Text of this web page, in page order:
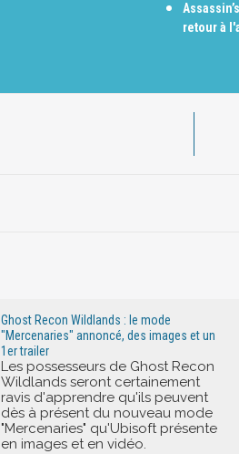
retour à
Ghost Recon Wildlands : le mode
"Mercenaries" annoncé, des images et un
1er trailer
Les possesseurs de Ghost Recon
Wildlands seront certainement
ravis d'apprendre qu'ils peuvent
dès à présent du nouveau mode
"Mercenaries" qu'Ubisoft présente
en images et en vidéo.